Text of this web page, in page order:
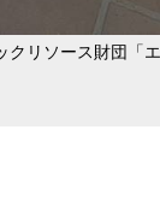
リソース財団「